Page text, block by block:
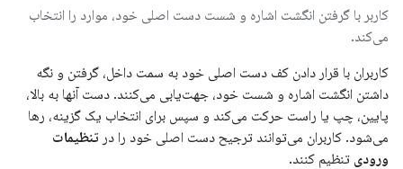
کاربر با گرفتن انگشت اشاره و شست دست اصلی خود، موارد را انتخاب
می‌کند.
کاربران با قرار دادن کف دست اصلی خود به سمت داخل، گرفتن و نگه
داشتن انگشت اشاره و شست خود، جهت‌یابی می‌کنند. دست آنها به بالا،
پایین، چپ یا راست حرکت می‌کند و سپس برای انتخاب یک گزینه، رها
می‌شود. کاربران می‌توانند ترجیح دست اصلی خود را در تنظیمات
ورودی تنظیم کنند.